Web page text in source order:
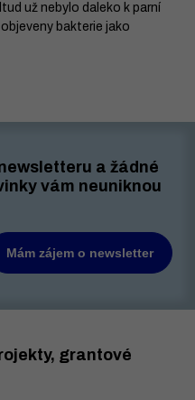
už nebylo daleko k parní
bakterie jako
a žádné
vám neuniknou
grantové